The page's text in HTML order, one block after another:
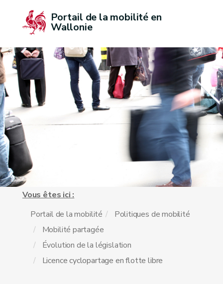
Portail de la mobilité en
Wallonie
Vous êtes ici :
Portail de la mobilité
Politiques de mobilité
Mobilité partagée
Évolution de la législation
Licence cyclopartage en flotte libre